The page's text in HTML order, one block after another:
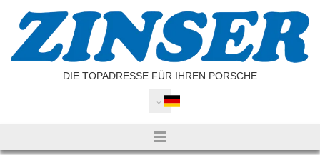
DIE TOPADRESSE FÜR IHREN PORSCHE